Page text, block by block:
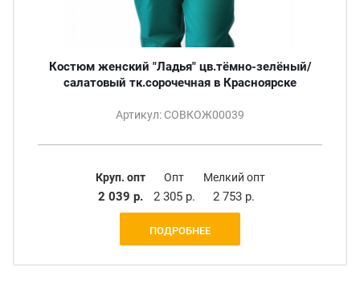
Костюм женский "Ладья" цв.тёмно-зелёный/
салатовый тк.сорочечная в Красноярске
Артикул: СОВКОЖ00039
Круп. опт
2 039 р.
Опт
2 305 р.
Мелкий опт
2 753 р.
ПОДРОБНЕЕ